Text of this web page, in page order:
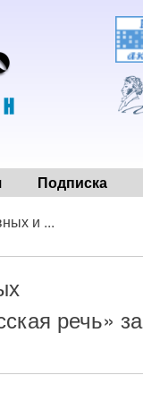
Подписка
и ...
речь» за